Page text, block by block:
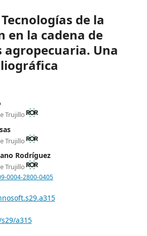
de la
en la cadena de
Una
Trujillo
Trujillo
Rodríguez
Trujillo
0004-2800-0405
a315